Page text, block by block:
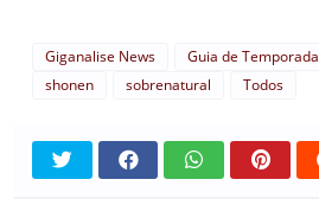
Giganalise News Guia de Temporada
shonen
sobrenatural Todos